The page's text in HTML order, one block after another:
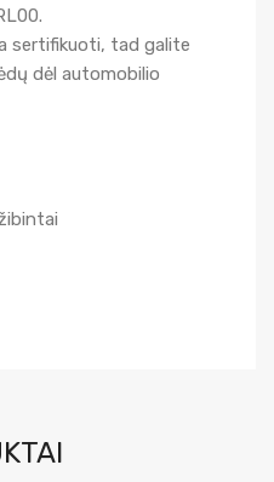
sertifikuoti, tad galite
dėl automobilio